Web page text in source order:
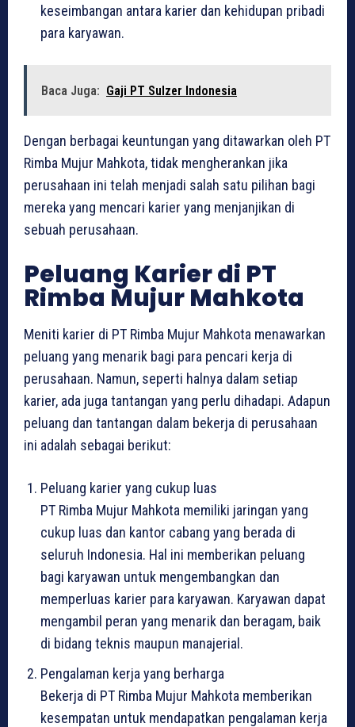
keseimbangan antara karier dan kehidupan pribadi
para karyawan.
Baca Juga: Gaji PT Sulzer Indonesia
Dengan berbagai keuntungan yang ditawarkan oleh PT
Rimba Mujur Mahkota, tidak mengherankan jika
perusahaan ini telah menjadi salah satu pilihan bagi
mereka yang mencari karier yang menjanjikan di
sebuah perusahaan.
Peluang Karier di PT
Rimba Mujur Mahkota
Meniti karier di PT Rimba Mujur Mahkota menawarkan
peluang yang menarik bagi para pencari kerja di
perusahaan. Namun, seperti halnya dalam setiap
karier, ada juga tantangan yang perlu dihadapi. Adapun
peluang dan tantangan dalam bekerja di perusahaan
ini adalah sebagai berikut:
Peluang karier yang cukup luas
PT Rimba Mujur Mahkota memiliki jaringan yang
cukup luas dan kantor cabang yang berada di
seluruh Indonesia. Hal ini memberikan peluang
bagi karyawan untuk mengembangkan dan
memperluas karier para karyawan. Karyawan dapat
mengambil peran yang menarik dan beragam, baik
di bidang teknis maupun manajerial.
Pengalaman kerja yang berharga
Bekerja di PT Rimba Mujur Mahkota memberikan
kesempatan untuk mendapatkan pengalaman kerja